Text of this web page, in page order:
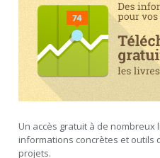
Un accès gratuit à de
informations concrètes et outils
projets.